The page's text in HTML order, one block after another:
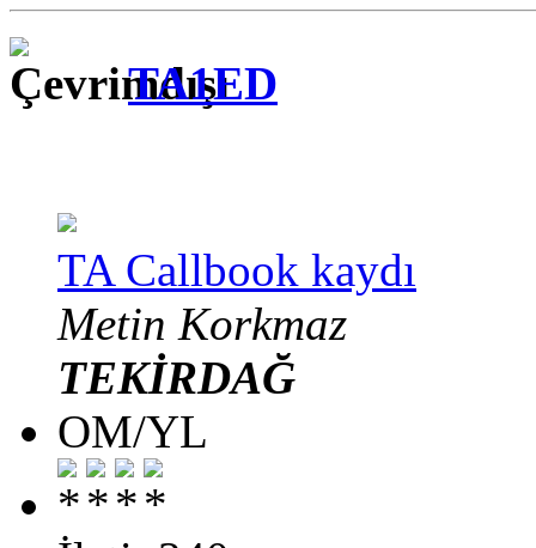
TA1ED
TA Callbook kaydı
Metin Korkmaz
TEKİRDAĞ
OM/YL